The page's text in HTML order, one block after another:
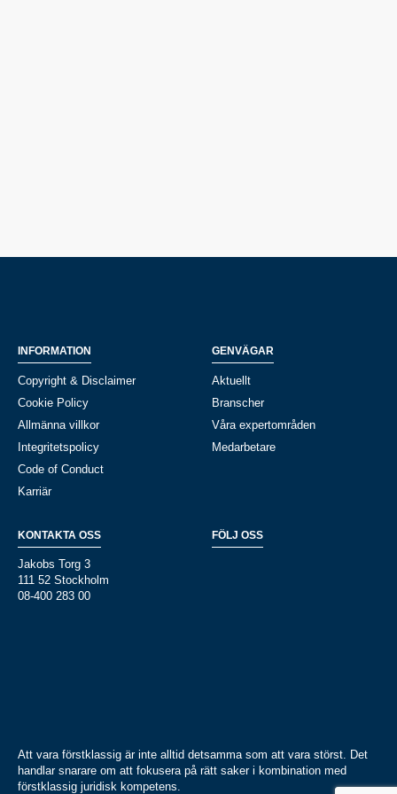
INFORMATION
Copyright & Disclaimer
Cookie Policy
Allmänna villkor
Integritetspolicy
Code of Conduct
Karriär
GENVÄGAR
Aktuellt
Branscher
Våra expertområden
Medarbetare
KONTAKTA OSS
Jakobs Torg 3
111 52 Stockholm
08-400 283 00
FÖLJ OSS
Att vara förstklassig är inte alltid detsamma som att vara störst. Det
handlar snarare om att fokusera på rätt saker i kombination med
förstklassig juridisk kompetens.